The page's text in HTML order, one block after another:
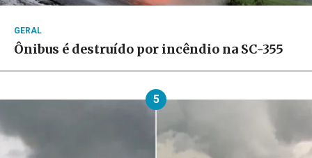
GERAL
Ônibus é destruído por incêndio na SC-355
5